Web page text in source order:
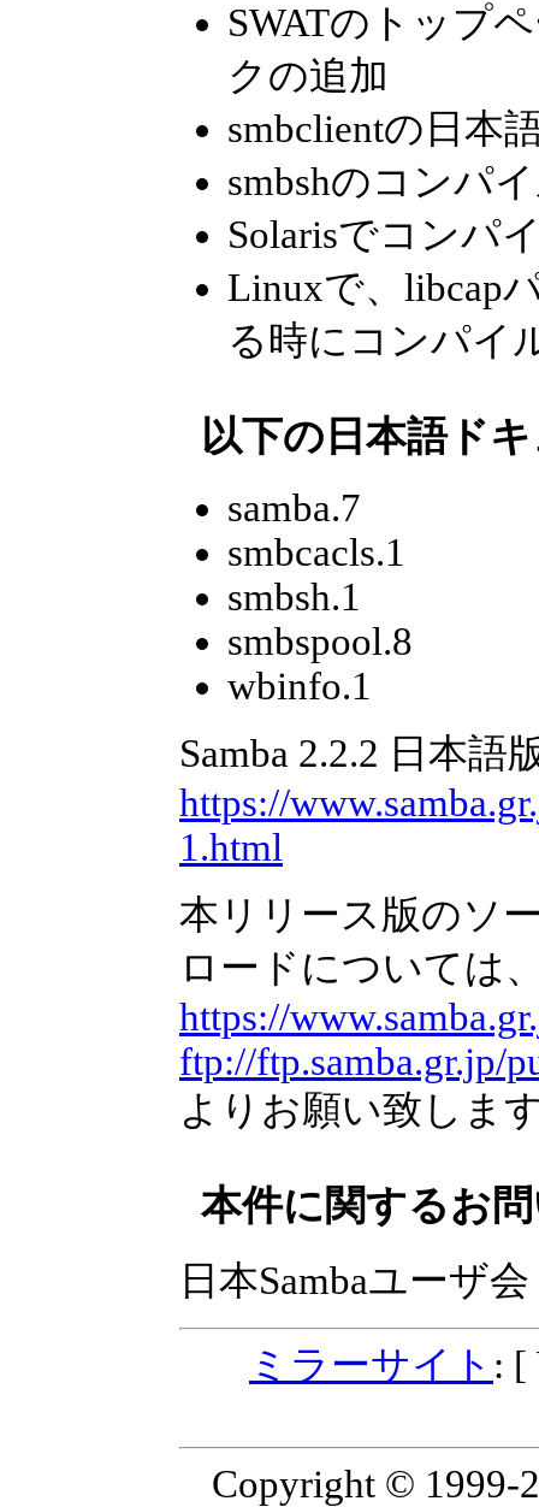
SWATのトップ
クの追加
smbclientの日本
smbshのコンパ
Solarisでコンパ
Linuxで、libcap
る時にコンパイ
以下の日本語ド
samba.7
smbcacls.1
smbsh.1
smbspool.8
wbinfo.1
Samba 2.2.2 日本
https://
1.html
本リリース版のソ
ロードについては
https://
ftp://ftp.samba.gr.jp/
よりお願い致しま
本件に関するお
日本Sambaユーザ
ミラーサイト : [
Copyright © 1999-